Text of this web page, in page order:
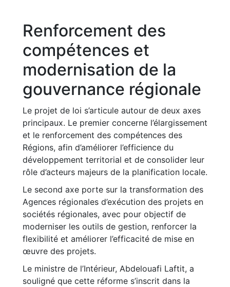
Renforcement des
compétences et
modernisation de la
gouvernance régionale
Le projet de loi s’articule autour de deux axes
principaux. Le premier concerne l’élargissement
et le renforcement des compétences des
Régions, afin d’améliorer l’efficience du
développement territorial et de consolider leur
rôle d’acteurs majeurs de la planification locale.
Le second axe porte sur la transformation des
Agences régionales d’exécution des projets en
sociétés régionales, avec pour objectif de
moderniser les outils de gestion, renforcer la
flexibilité et améliorer l’efficacité de mise en
œuvre des projets.
Le ministre de l’Intérieur, Abdelouafi Laftit, a
souligné que cette réforme s’inscrit dans la